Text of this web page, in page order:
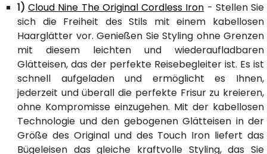
1) Cloud Nine The Original Cordless Iron - Stellen Sie
sich die Freiheit des Stils mit einem kabellosen
Haarglätter vor. Genießen Sie Styling ohne Grenzen
mit diesem leichten und wiederaufladbaren
Glätteisen, das der perfekte Reisebegleiter ist. Es ist
schnell aufgeladen und ermöglicht es Ihnen,
jederzeit und überall die perfekte Frisur zu kreieren,
ohne Kompromisse einzugehen. Mit der kabellosen
Technologie und den gebogenen Glätteisen in der
Größe des Original und des Touch Iron liefert das
Bügeleisen das gleiche kraftvolle Styling, das Sie